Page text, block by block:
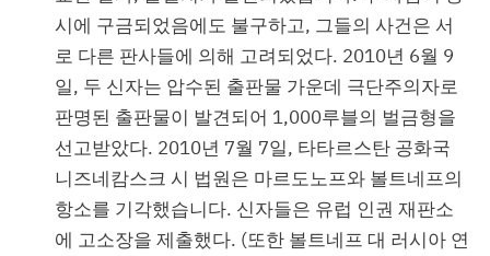
시에 구금되었음에도 불구하고, 그들의 사건은 서
로 다른 판사들에 의해 고려되었다. 2010년 6월 9
일, 두 신자는 압수된 출판물 가운데 극단주의자로
판명된 출판물이 발견되어 1,000루블의 벌금형을
선고받았다. 2010년 7월 7일, 타타르스탄 공화국
니즈네캄스크 시 법원은 마르도노프와 볼트네프의
항소를 기각했습니다. 신자들은 유럽 인권 재판소
에 고소장을 제출했다. (또한 볼트네프 대 러시아 연